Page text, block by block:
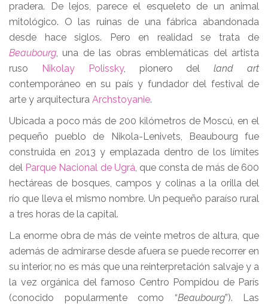
pradera. De lejos, parece el esqueleto de un animal
mitológico. O las ruinas de una fábrica abandonada
desde hace siglos. Pero en realidad se trata de
Beaubourg, una de las obras emblemáticas del artista
ruso Nikolay Polissky, pionero delland art
contemporáneo en su país y fundador del festival de
arte y arquitectura Archstoyanie.
Ubicada a poco más de 200 kilómetros de Moscú, en el
pequeño pueblo de Nikola-Lenivets, Beaubourg fue
construida en 2013 y emplazada dentro de los límites
del Parque Nacional de Ugrá, que consta de más de 600
hectáreas de bosques, campos y colinas a la orilla del
río que lleva el mismo nombre. Un pequeño paraíso rural
a tres horas de la capital.
La enorme obra de más de veinte metros de altura, que
además de admirarse desde afuera se puede recorrer en
su interior, no es más que una reinterpretación salvaje y a
la vez orgánica del famoso Centro Pompidou de París
(conocido popularmente como “Beaubourg”). Las